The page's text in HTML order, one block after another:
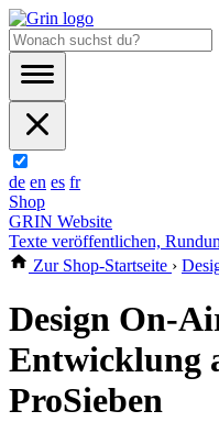
de en es fr
Shop
GRIN Website
Texte veröffentlichen,
Zur Shop-Startseite ›
Design On-
Entwicklung
ProSieben